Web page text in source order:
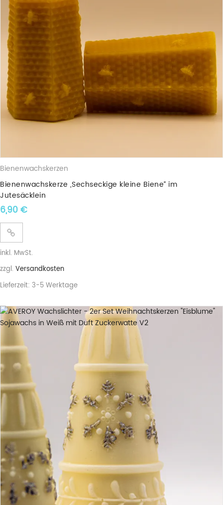
Bienenwachskerzen
Bienenwachskerze „Sechseckige kleine Biene“ im
Jutesäcklein
6,90€
inkl. MwSt.
zzgl. Versandkosten
Lieferzeit: 3-5 Werktage